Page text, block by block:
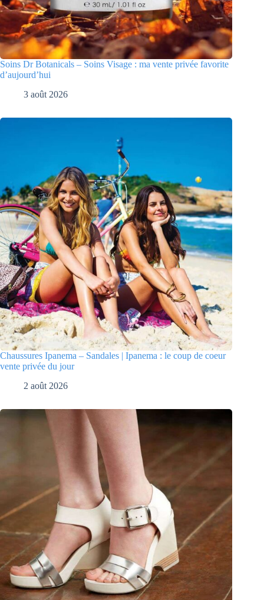
Soins Dr Botanicals – Soins Visage : ma vente privée favorite
d’aujourd’hui
3 août 2026
Chaussures Ipanema – Sandales | Ipanema : le coup de coeur
vente privée du jour
2 août 2026